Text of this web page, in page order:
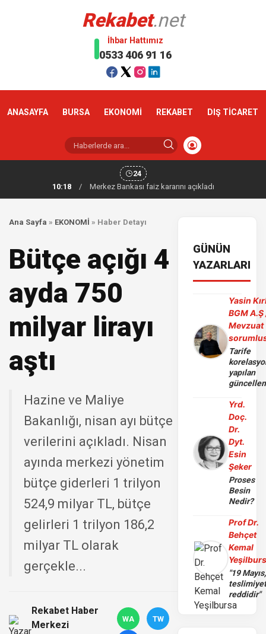
Rekabet.net
İhbar Hattımız
0533 406 91 16
ANASAYFA BURSA EKONOMİ REKABET DIŞ TİCARET
24
10:18
/ Merkez Bankası faiz kararını açıkladı
Ana Sayfa » EKONOMİ » Haber Detayı
Bütçe açığı 4
ayda 750
milyar lirayı
aştı
Hazine ve Maliye
Bakanlığı, nisan ayı bütçe
verilerini açıkladı. Nisan
ayında merkezi yönetim
bütçe giderleri 1 trilyon
524,9 milyar TL, bütçe
gelirleri 1 trilyon 186,2
milyar TL olarak
gerçekle...
Rekabet Haber
Merkezi
WA TW
GÜNÜN
YAZARLARI
Yasin
BGM A.Ş
Mevzuat
Tarife
yapılan
Yrd.
Doç.
Dr.
Dyt.
Esin
Şeker
Proses
Besin
Nedir?
Prof Dr.
Behçet
Kemal
"19 Mayıs,
reddidir"